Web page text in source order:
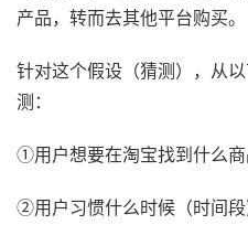
产品，转而去其他平台购买。
针对这个假设（猜测），从
测：
①用户想要在淘宝找到什么商
②用户习惯什么时候（时间段